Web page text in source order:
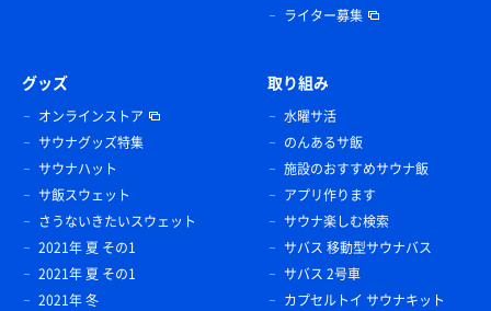
ライター募集
グッズ
オンラインストア
サウナグッズ特集
サウナハット
サ飯スウェット
さうないきたいスウェット
2021年 夏 その1
2021年 夏 その1
2021年 冬
取り組み
水曜サ活
のんあるサ飯
施設のおすすめサウナ飯
アプリ作ります
サウナ楽しむ検索
サバス 移動型サウナバス
サバス 2号車
カプセルトイ サウナキット